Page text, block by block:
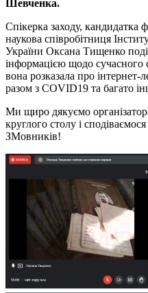
Шевченка.
Спікерка заходу, кандидатка
наукова співробітниця
України Оксана Тищенко
інформацією щодо сучасного
вона розказала про
разом з COVID19 та багато
Ми щиро дякуємо
круглого столу і
ЗМовників!